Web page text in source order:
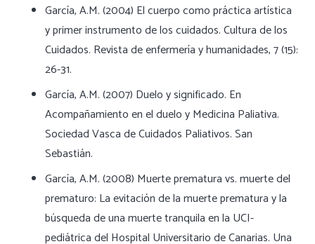
García, A.M. (2004) El cuerpo como práctica artística
y primer instrumento de los cuidados. Cultura de los
Cuidados. Revista de enfermería y humanidades, 7 (15):
26-31.
García, A.M. (2007) Duelo y significado. En
Acompañamiento en el duelo y Medicina Paliativa.
Sociedad Vasca de Cuidados Paliativos. San
Sebastián.
García, A.M. (2008) Muerte prematura vs. muerte del
prematuro: La evitación de la muerte prematura y la
búsqueda de una muerte tranquila en la UCI-
pediátrica del Hospital Universitario de Canarias. Una